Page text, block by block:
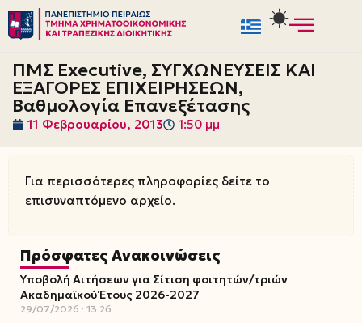
Μεταπηδήστε
στο
περιεχόμενο
ΠΜΣ Executive, ΣΥΓΧΩΝΕΥΣΕΙΣ ΚΑΙ
ΕΞΑΓΟΡΕΣ ΕΠΙΧΕΙΡΗΣΕΩΝ,
Βαθμολογία Επανεξέτασης
11 Φεβρουαρίου, 2013 1:50 μμ
Για περισσότερες πληροφορίες δείτε το
επισυναπτόμενο αρχείο.
Πρόσφατες Ανακοινώσεις
Υποβολή Αιτήσεων για Σίτιση φοιτητών/τριών
Ακαδημαϊκού Έτους 2026-2027
29/07/2026 13:26